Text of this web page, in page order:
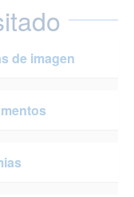
de imagen